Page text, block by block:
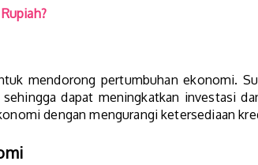
mendorong pertumbuhan ekonomi.
dapat meningkatkan investasi
dengan mengurangi ketersediaan